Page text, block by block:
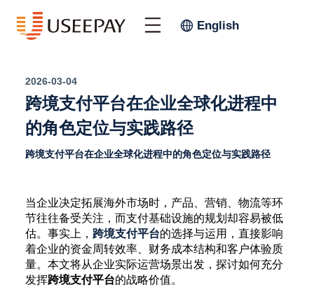
English
2026-03-04
跨境支付平台在企业全球化进程中
的角色定位与实践路径
跨境支付平台在企业全球化进程中的角色定位与实践路径
当企业决定拓展海外市场时，产品、营销、物流等环
节往往备受关注，而支付基础设施的规划却容易被低
估。事实上， 跨境支付平台的选择与运用，直接影响
着企业的资金周转效率、财务成本结构和客户体验质
量。本文将从企业实际运营场景出发，探讨如何充分
发挥跨境支付平台的战略价值。